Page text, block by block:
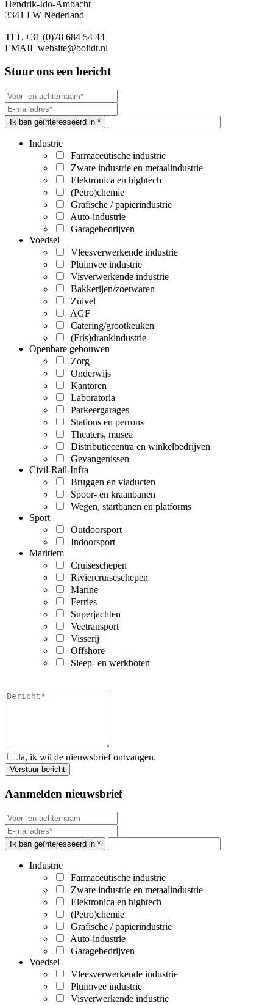
Hendrik-Ido-Ambacht
3341 LW Nederland
TEL +31 (0)78 684 54 44
EMAIL website@bolidt.nl
Stuur ons een bericht
Ik ben geïnteresseerd in *
Industrie
Farmaceutische industrie
Zware industrie en metaalindustrie
Elektronica en hightech
(Petro)chemie
Grafische / papierindustrie
Auto-industrie
Garagebedrijven
Voedsel
Vleesverwerkende industrie
Pluimvee industrie
Visverwerkende industrie
Bakkerijen/zoetwaren
Zuivel
AGF
Catering/grootkeuken
(Fris)drankindustrie
Openbare gebouwen
Zorg
Onderwijs
Kantoren
Laboratoria
Parkeergarages
Stations en perrons
Theaters, musea
Distributiecentra en winkelbedrijven
Gevangenissen
Civil-Rail-Infra
Bruggen en viaducten
Spoor- en kraanbanen
Wegen, startbanen en platforms
Sport
Outdoorsport
Indoorsport
Maritiem
Cruiseschepen
Riviercruiseschepen
Marine
Ferries
Superjachten
Veetransport
Visserij
Offshore
Sleep- en werkboten
Ja, ik wil de nieuwsbrief ontvangen.
Aanmelden nieuwsbrief
Ik ben geïnteresseerd in *
Industrie
Farmaceutische industrie
Zware industrie en metaalindustrie
Elektronica en hightech
(Petro)chemie
Grafische / papierindustrie
Auto-industrie
Garagebedrijven
Voedsel
Vleesverwerkende industrie
Pluimvee industrie
Visverwerkende industrie